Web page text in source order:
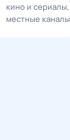
кино и сериалы
местные каналы